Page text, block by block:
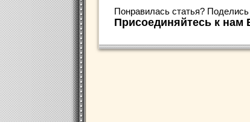
Понравилась статья?
Присоединяйтесь к нам